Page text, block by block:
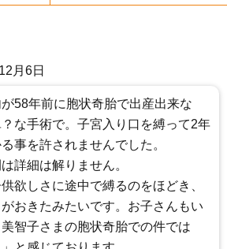
月6日
58年前に胞状奇胎で出産出来な
？な手術で。子宮入り口を縛って2年
事を許されませんでした。
詳細は解りません。
欲しさに途中で縛るのをほどき、
おきたみたいです。お子さんもい
美智子さまの胞状奇胎での件では